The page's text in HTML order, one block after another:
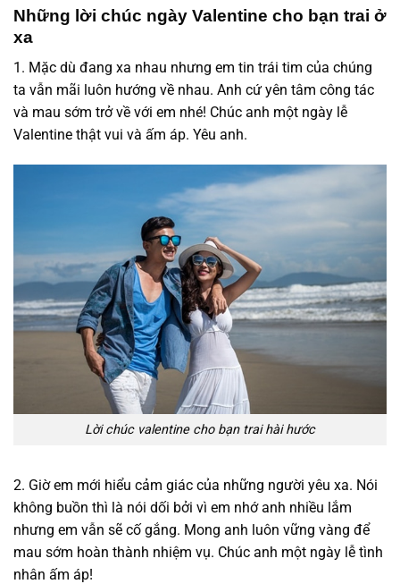
Những lời chúc ngày Valentine cho bạn trai ở
xa
1. Mặc dù đang xa nhau nhưng em tin trái tim của chúng
ta vẫn mãi luôn hướng về nhau. Anh cứ yên tâm công tác
và mau sớm trở về với em nhé! Chúc anh một ngày lễ
Valentine thật vui và ấm áp. Yêu anh.
Lời chúc valentine cho bạn trai hài hước
2. Giờ em mới hiểu cảm giác của những người yêu xa. Nói
không buồn thì là nói dối bởi vì em nhớ anh nhiều lắm
nhưng em vẫn sẽ cố gắng. Mong anh luôn vững vàng để
mau sớm hoàn thành nhiệm vụ. Chúc anh một ngày lễ tình
nhân ấm áp!